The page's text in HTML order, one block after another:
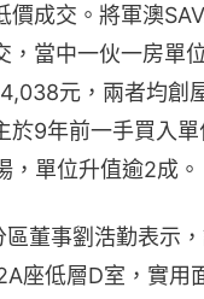
價成交。將軍澳
，當中一伙一房單
元，兩者均創
於9年前一手買入
，單位升值逾2成。
董事劉浩勤表示
座低層D室，實用